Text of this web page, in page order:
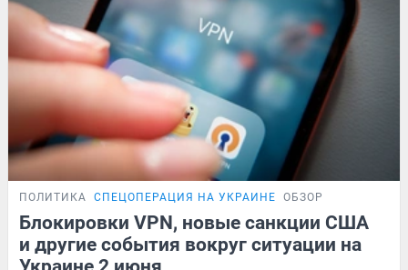
ПОЛИТИКА СПЕЦОПЕРАЦИЯ НА УКРАИНЕ ОБЗОР
Блокировки VPN, новые санкции США
и другие события вокруг ситуации на